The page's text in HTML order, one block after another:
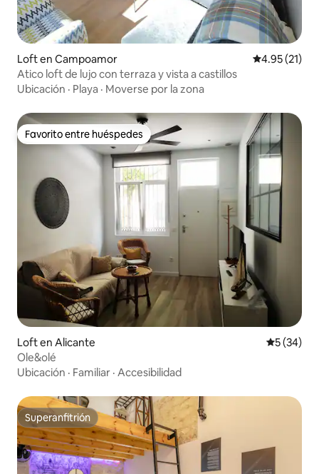
Loft en Campoamor Calificación
4.95 (21)
Atico loft de lujo con terraza y vista a castillos
Ubicación · Playa · Moverse por la zona
Favorito entre huéspedes
Favorito entre huéspedes
Loft en Alicante
5 (34)
Ole&olé
Ubicación · Familiar · Accesibilidad
Superanfitrión
Superanfitrión